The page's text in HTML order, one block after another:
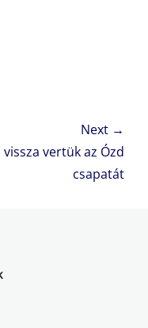
Next →
vissza vertük az Ózd
csapatát